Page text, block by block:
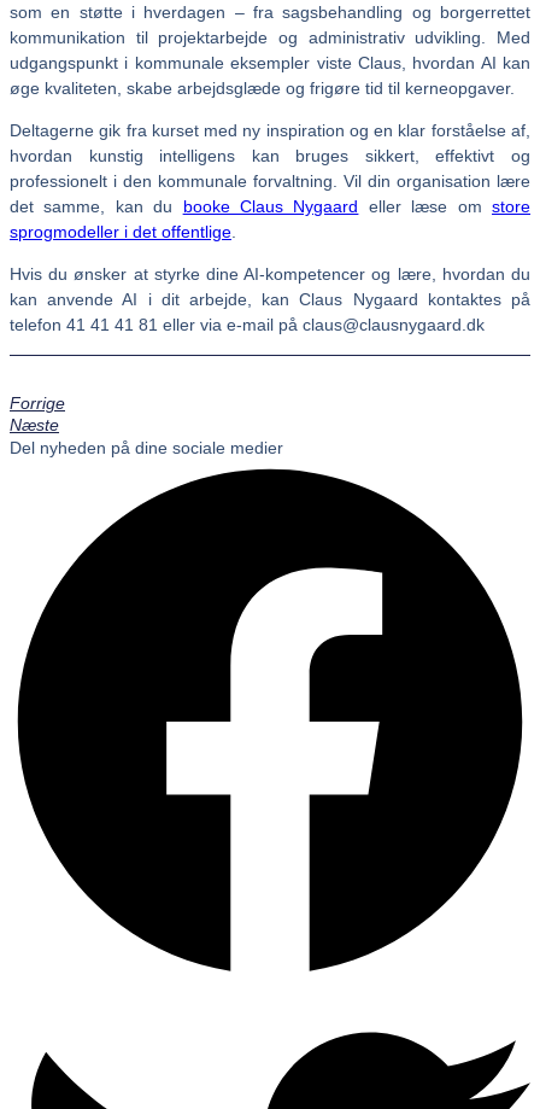
som en støtte i hverdagen – fra sagsbehandling og borgerrettet
kommunikation til projektarbejde og administrativ udvikling. Med
udgangspunkt i kommunale eksempler viste Claus, hvordan AI kan
øge kvaliteten, skabe arbejdsglæde og frigøre tid til kerneopgaver.
Deltagerne gik fra kurset med ny inspiration og en klar forståelse af,
hvordan kunstig intelligens kan bruges sikkert, effektivt og
professionelt i den kommunale forvaltning. Vil din organisation lære
det samme, kan du booke Claus Nygaard eller læse omstore
sprogmodeller i det offentlige
Hvis du ønsker at styrke dine AI-kompetencer og lære, hvordan du
kan anvende AI i dit arbejde, kan Claus Nygaard kontaktes på
telefon 41 41 41 81 eller via e-mail på claus@clausnygaard.dk
Forrige
Næste
Del nyheden på dine sociale medier